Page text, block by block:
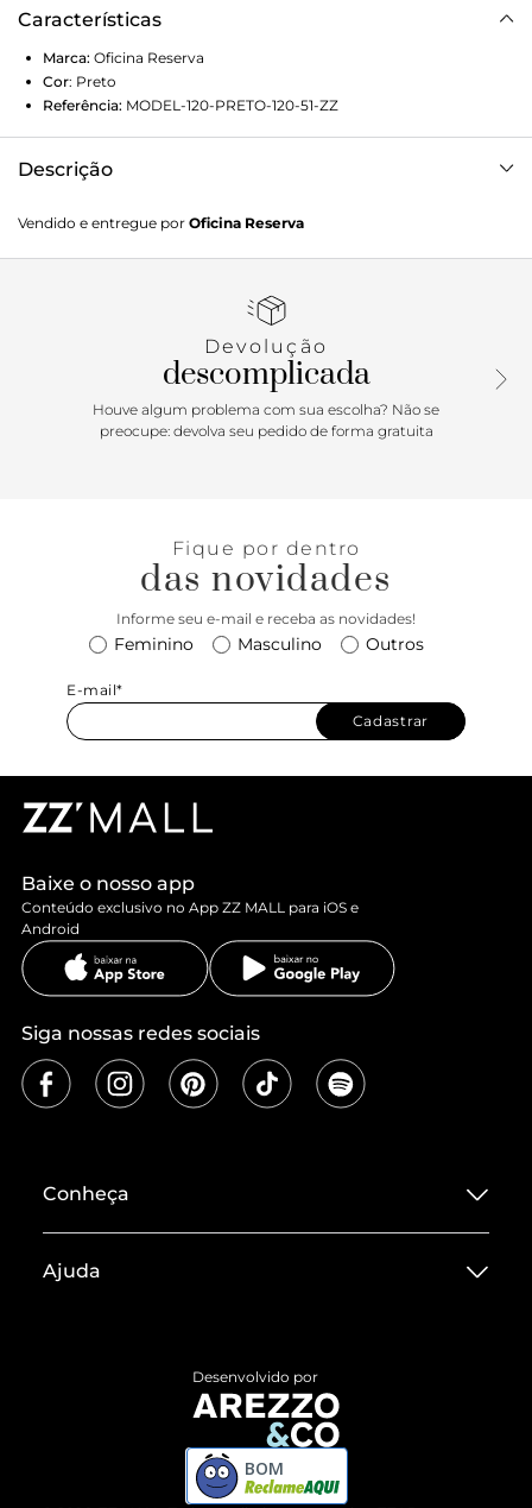
Características
Marca: Oficina Reserva
Cor: Preto
Referência: MODEL-120-PRETO-120-51-ZZ
Descrição
algodão egípcio e elastano, garantindo resistência e
liberdade aos movimentos. Corte tradicional da alfaiataria
Seu tingimento garment dye garante maciez e
Vendido e entregue por Oficina Reserva
Devolução
descomplicada
Houve algum problema com sua escolha? Não se
preocupe: devolva seu pedido de forma gratuita
Fique por dentro
das novidades
Informe seu e-mail e receba as novidades!
Feminino Masculino Outros
E-mail*
Cadastrar
Baixe o nosso app
Conteúdo exclusivo no App ZZ MALL para iOS e
Android
Siga nossas redes sociais
Conheça
Termos de Uso
ZZ MALL é confiável
Ajuda
Devolução do Produto
Compre pelo WhatsApp
Desenvolvido por
BOM